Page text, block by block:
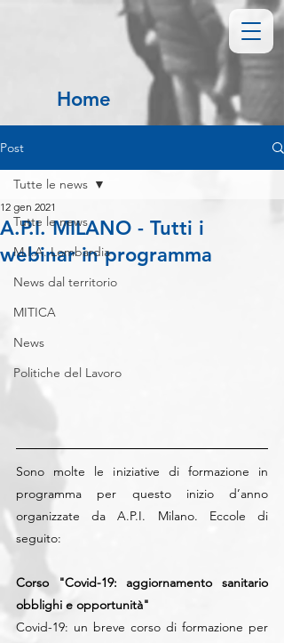
Home
Post
Tutte le news
M.I.A. Lombardia
News dal territorio
MITICA
News
Politiche del Lavoro
Tutte le news
A.P.I. MILANO - Tutti i
webinar in programma
12 gen 2021
Sono molte le iniziative di formazione in
programma per questo inizio d’anno
organizzate da A.P.I. Milano. Eccole di
seguito:
Corso "Covid-19: aggiornamento sanitario
obblighi e opportunità"
Covid-19: un breve corso di formazione per